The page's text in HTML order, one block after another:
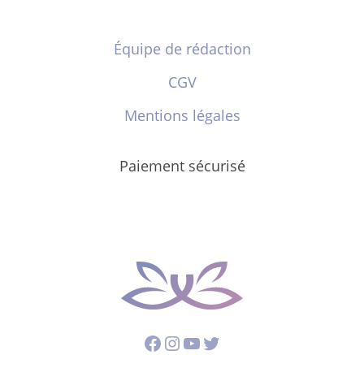
Équipe de rédaction
CGV
Mentions légales
Paiement sécurisé
Facebook
Instagram
YouTube
Twitter